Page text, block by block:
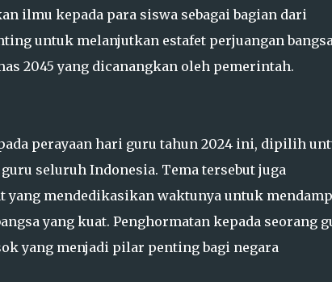
ilmu kepada para siswa sebagai bagian dari
untuk melanjutkan estafet perjuangan
2045 yang dicanangkan oleh pemerintah.
perayaan hari guru tahun 2024 ini, dipilih
seluruh Indonesia. Tema tersebut juga
yang mendedikasikan waktunya untuk
yang kuat. Penghormatan kepada seorang
yang menjadi pilar penting bagi negara